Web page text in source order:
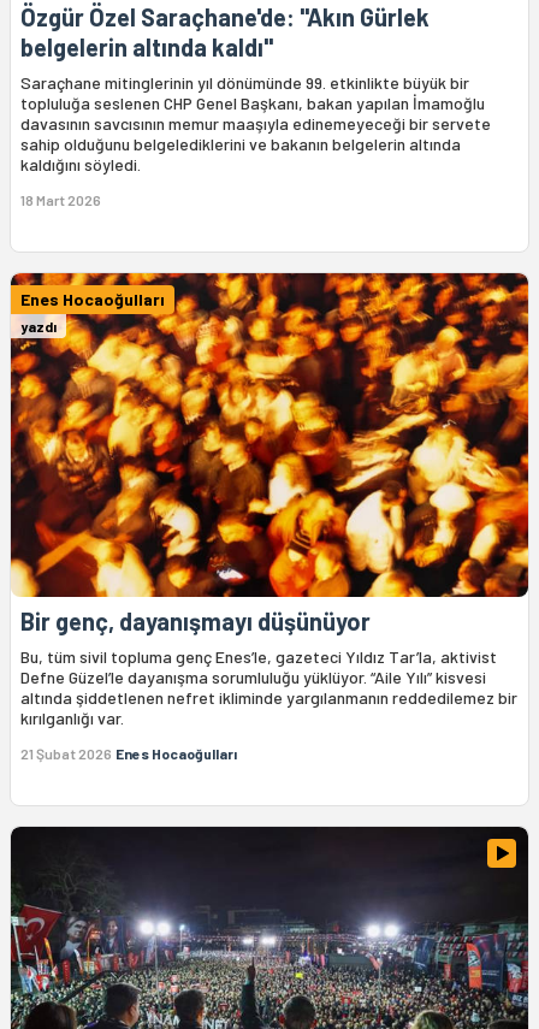
Özgür Özel Saraçhane'de: "Akın Gürlek
belgelerin altında kaldı"
Saraçhane mitinglerinin yıl dönümünde 99. etkinlikte büyük bir
topluluğa seslenen CHP Genel Başkanı, bakan yapılan İmamoğlu
davasının savcısının memur maaşıyla edinemeyeceği bir servete
sahip olduğunu belgelediklerini ve bakanın belgelerin altında
kaldığını söyledi.
18 Mart 2026
Enes Hocaoğulları
yazdı
Bir genç, dayanışmayı düşünüyor
Bu, tüm sivil topluma genç Enes’le, gazeteci Yıldız Tar’la, aktivist
Defne Güzel’le dayanışma sorumluluğu yüklüyor. “Aile Yılı” kisvesi
altında şiddetlenen nefret ikliminde yargılanmanın reddedilemez bir
kırılganlığı var.
21 Şubat 2026 Enes Hocaoğulları